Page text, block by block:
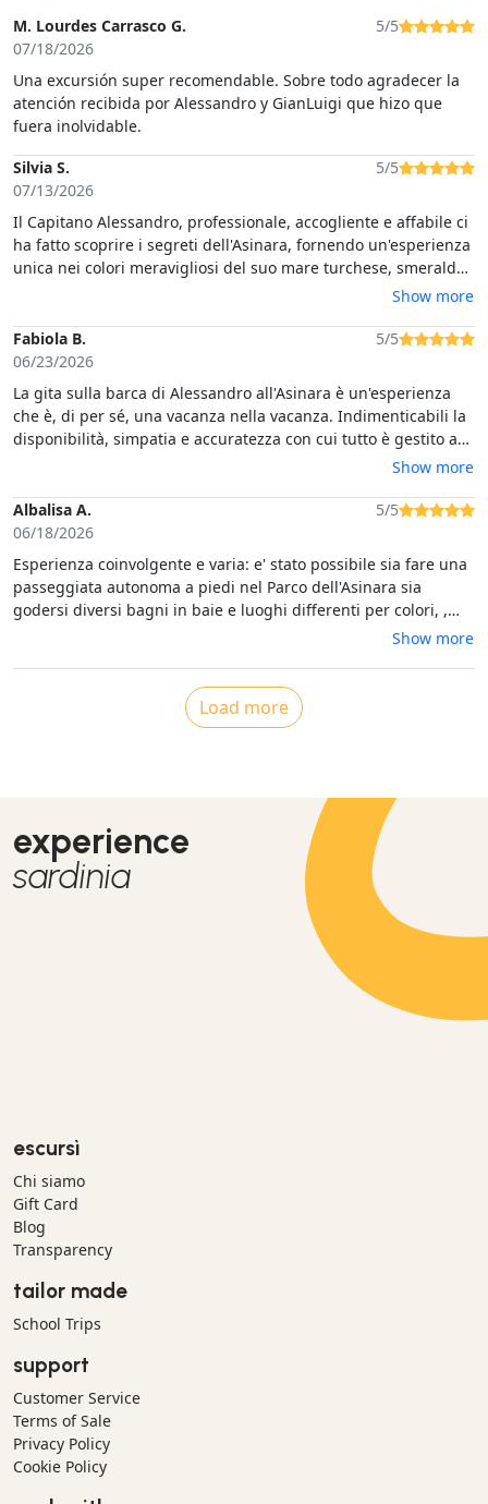
M. Lourdes Carrasco G.
07/18/2026
5/5
Una excursión super recomendable. Sobre todo agradecer la
atención recibida por Alessandro y GianLuigi que hizo que
fuera inolvidable.
Silvia S.
07/13/2026
5/5
Il Capitano Alessandro, professionale, accogliente e affabile ci
ha fatto scoprire i segreti dell'Asinara, fornendo un'esperienza
unica nei colori meravigliosi del suo mare turchese, smeraldo
Show more
Fabiola B.
06/23/2026
5/5
La gita sulla barca di Alessandro all'Asinara è un'esperienza
che è, di per sé, una vacanza nella vacanza. Indimenticabili la
disponibilità, simpatia e accuratezza con cui tutto è gestito a
bordo nella massima sicurezza di tutti i partecipanti. L'Asinara
mare aggiunge una magia indimenticabile. Le piscine di
Fornelli, il bagno in quelle acque meravigliose e il lautissimo
pranzo completo persino di caffè, dolci e mirto sono incredibili
Show more
Albalisa A.
06/18/2026
5/5
Esperienza coinvolgente e varia: e' stato possibile sia fare una
passeggiata autonoma a piedi nel Parco dell'Asinara sia
godersi diversi bagni in baie e luoghi differenti per colori, ,
profondita', profumi. Ottimo cuoco e poacevole conversatore, il
Show more
Load more
experience
sardinia
escursì
Chi siamo
Gift Card
Blog
Transparency
tailor made
School Trips
support
Customer Service
Terms of Sale
Privacy Policy
Cookie Policy